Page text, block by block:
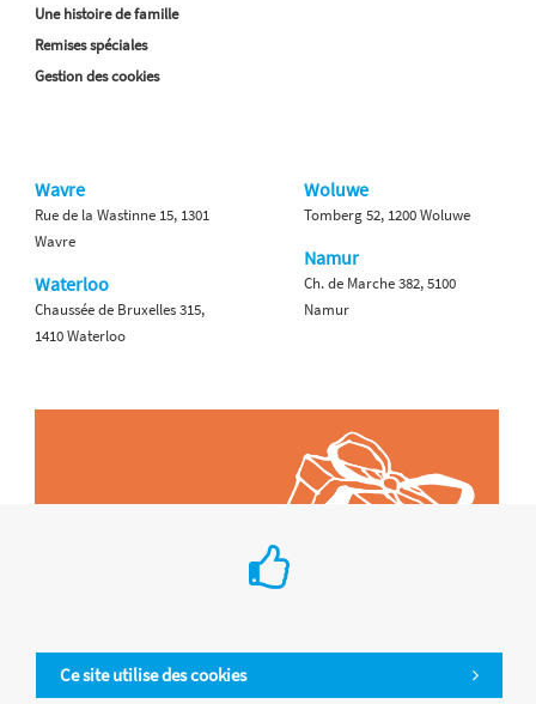
Ce site utilise des cookies
Une histoire de famille
Remises spéciales
Gestion des cookies
Wavre
Rue de la Wastinne 15, 1301
Wavre
Waterloo
Chaussée de Bruxelles 315,
1410 Waterloo
Woluwe
Tomberg 52, 1200 Woluwe
Namur
Ch. de Marche 382, 5100
Namur